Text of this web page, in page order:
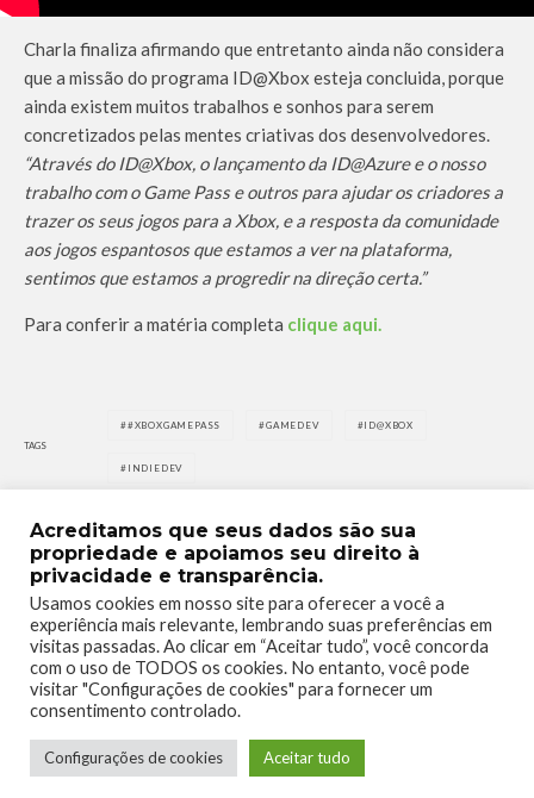
Charla finaliza afirmando que entretanto ainda não considera
que a missão do programa ID@Xbox esteja concluida, porque
ainda existem muitos trabalhos e sonhos para serem
concretizados pelas mentes criativas dos desenvolvedores.
“Através do ID@Xbox, o lançamento da ID@Azure e o nosso
trabalho com o Game Pass e outros para ajudar os criadores a
trazer os seus jogos para a Xbox, e a resposta da comunidade
aos jogos espantosos que estamos a ver na plataforma,
sentimos que estamos a progredir na direção certa.”
Para conferir a matéria completa clique aqui.
TAGS
#XBOXGAMEPASS GAMEDEV ID@XBOX
INDIEDEV
0 0
Acreditamos que seus dados são sua
propriedade e apoiamos seu direito à
privacidade e transparência.
Usamos cookies em nosso site para oferecer a você a
experiência mais relevante, lembrando suas preferências em
visitas passadas. Ao clicar em “Aceitar tudo”, você concorda
com o uso de TODOS os cookies. No entanto, você pode
visitar "Configurações de cookies" para fornecer um
consentimento controlado.
Configurações de cookies Aceitar tudo